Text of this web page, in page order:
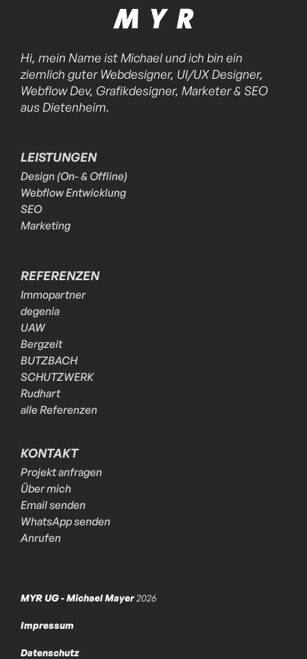
Hi, mein Name ist Michael und ich bin ein
ziemlich guter Webdesigner, UI/UX Designer,
Webflow Dev, Grafikdesigner, Marketer & SEO
aus Dietenheim.
LEISTUNGEN
Design (On- & Offline)
Webflow Entwicklung
SEO
Marketing
REFERENZEN
Immopartner
degenia
UAW
Bergzeit
BUTZBACH
SCHUTZWERK
Rudhart
alle Referenzen
KONTAKT
Projekt anfragen
Über mich
Email senden
WhatsApp senden
Anrufen
MYR UG - Michael Mayer 2026
Impressum
Datenschutz